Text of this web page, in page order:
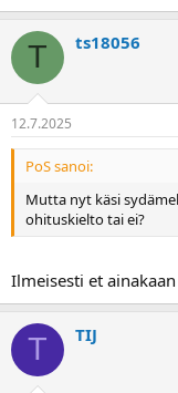
T ts18056
12.7.2025
PoS sanoi:
Mutta nyt käsi
ohituskielto tai ei?
Ilmeisesti et
T TIJ